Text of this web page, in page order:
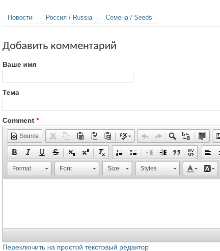
Новости Россия / Russia Семена / Seeds
Добавить комментарий
Ваше имя
Тема
Comment *
Source
Format Font Size Styles
Переключить на простой текстовый редактор